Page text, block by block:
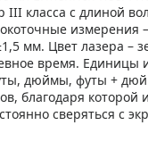
III класса с длиной
измерения
мм. Цвет лазера –
время. Единицы
дюймы, футы +
благодаря которой
сверяться с